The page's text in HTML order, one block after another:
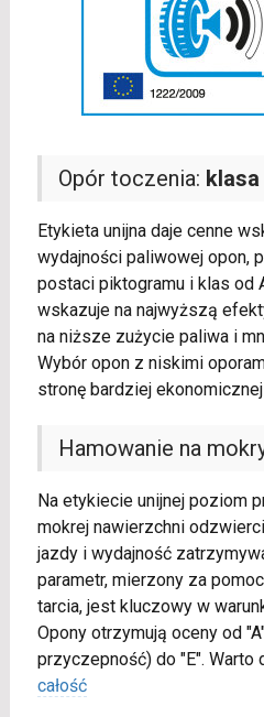
Opór toczenia: klasa
Etykieta unijna daje cenne
wydajności paliwowej opon,
postaci piktogramu i klas od
wskazuje na najwyższą
na niższe zużycie paliwa i
Wybór opon z niskimi
stronę bardziej
Hamowanie na
Na etykiecie unijnej poziom
mokrej nawierzchni
jazdy i wydajność
parametr, mierzony za
tarcia, jest kluczowy w
Opony otrzymują oceny od
przyczepność) do "E". Warto
całość